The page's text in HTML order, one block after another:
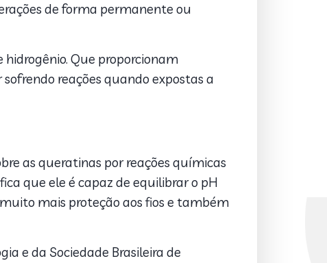
de forma permanente ou
Que proporcionam
reações quando expostas a
as queratinas por reações químicas
que ele é capaz de equilibrar o pH
mais proteção aos fios e também
e da Sociedade Brasileira de